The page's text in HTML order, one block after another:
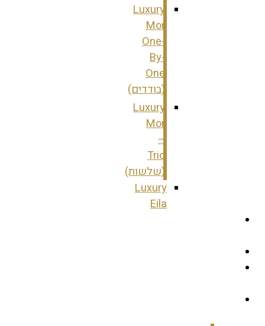
Luxury
Mor
One-
By-
One
(בודדים)
Luxury
Mor
–
Trio
(שלשות)
Luxury
Eila